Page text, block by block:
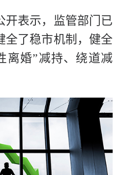
开表示，监管部门已
全了稳市机制，健全
离婚”减持、绕道减